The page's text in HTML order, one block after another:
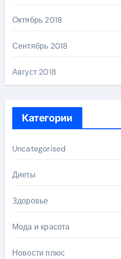
Октябрь 2018
Сентябрь 2018
Август 2018
Категории
Uncategorised
Диеты
Здоровье
Мода и красота
Новости плюс